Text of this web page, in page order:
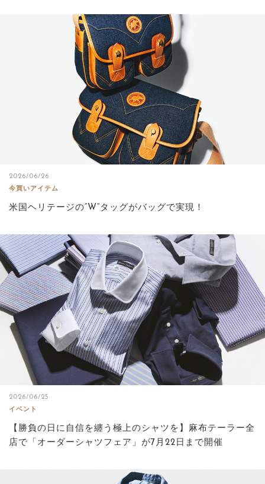
2026/06/26
今買いアイテム
米国ヘリテージの”W”タッグがバッグで実現！
2026/06/25
イベント
【勝負の日に自信を纏う極上のシャツを】麻布テーラー全
店で「オーダーシャツフェア」が7月22日まで開催